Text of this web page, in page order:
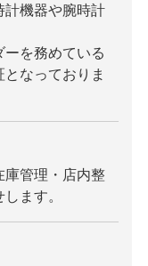
計機器や腕時計
を務めている
なっておりま
庫管理・店内整
ます。